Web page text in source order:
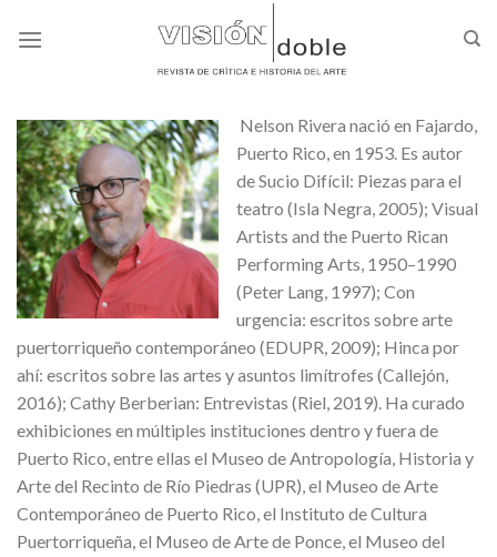
Nelson Rivera nació en Fajardo,
Puerto Rico, en 1953. Es autor
de Sucio Difícil: Piezas para el
teatro (Isla Negra, 2005); Visual
Artists and the Puerto Rican
Performing Arts, 1950–1990
(Peter Lang, 1997); Con
urgencia: escritos sobre arte
puertorriqueño contemporáneo (EDUPR, 2009); Hinca por
ahí: escritos sobre las artes y asuntos limítrofes (Callejón,
2016); Cathy Berberian: Entrevistas (Riel, 2019). Ha curado
exhibiciones en múltiples instituciones dentro y fuera de
Puerto Rico, entre ellas el Museo de Antropología, Historia y
Arte del Recinto de Río Piedras (UPR), el Museo de Arte
Contemporáneo de Puerto Rico, el Instituto de Cultura
Puertorriqueña, el Museo de Arte de Ponce, el Museo del